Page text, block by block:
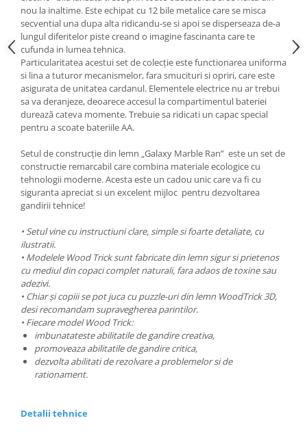
nou la inaltime. Este echipat cu 12 bile metalice care se misca
secvential una dupa alta ridicandu-se si apoi se disperseaza de-a
lungul diferitelor piste creand o imagine fascinanta care te
cufunda in lumea tehnica.
Particularitatea acestui set de colecție este functionarea uniforma
si lina a tuturor mecanismelor, fara smucituri si opriri, care este
asigurata de unitatea cardanul. Elementele electrice nu ar trebui
sa va deranjeze, deoarece accesul la compartimentul bateriei
durează cateva momente. Trebuie sa ridicati un capac special
pentru a scoate bateriile AA.
Setul de construcție din lemn „Galaxy Marble Ran” este un set de
constructie remarcabil care combina materiale ecologice cu
tehnologii moderne. Acesta este un cadou unic care va fi cu
siguranta apreciat si un excelent mijloc pentru dezvoltarea
gandirii tehnice!
• Setul vine cu instructiuni clare, simple si foarte detaliate, cu
ilustratii.
• Modelele Wood Trick sunt fabricate din lemn sigur si prietenos
cu mediul din copaci complet naturali, fara adaos de toxine sau
adezivi.
• Chiar și copiii se pot juca cu puzzle-uri din lemn WoodTrick 3D,
desi recomandam supravegherea parintilor.
• Fiecare model Wood Trick:
imbunatateste abilitatile de gandire creativa,
promoveaza abilitatile de gandire critica,
dezvolta abilitati de rezolvare a problemelor si de
rationament.
Detalii tehnice